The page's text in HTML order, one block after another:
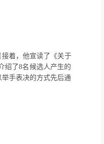
着，他宣读了《关于
绍了8名候选人产生的
手表决的方式先后通